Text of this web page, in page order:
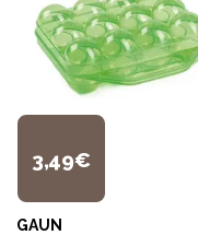
3,49€
GAUN